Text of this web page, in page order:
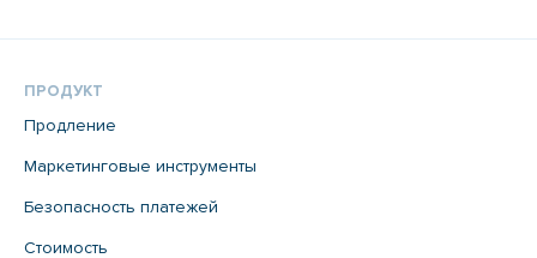
ПРОДУКТ
Продление
Маркетинговые инструменты
Безопасность платежей
Стоимость